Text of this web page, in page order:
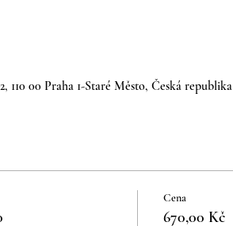
110 00 Praha 1-Staré Město, Česká republika
Cena
670,00 Kč